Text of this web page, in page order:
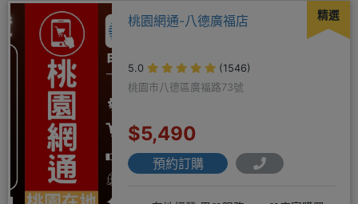
精選
桃園網通-八德廣福店
5.0
(1546)
桃園市八德區廣福路73號
$5,490
預約訂購